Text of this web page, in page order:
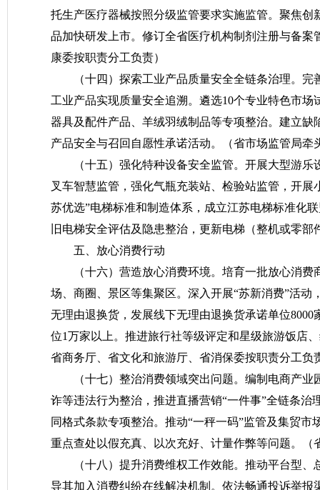
托生产医疗器械按照分级监管要求实施监管。聚焦
品加快研发上市。修订全省医疗机构制剂注册与备案
康委按职责分工负责）
（十四）探索工业产品质量安全全链条治理。 完
工业产品实现质量安全追溯。遴选10个专业特色市
器具及配件产品、羊绒羽绒制品等专项整治。建立
产品安全与召回自愿性承诺活动。
（省市场监管局牵
（十五）强化特种设备安全监管。 开展大型游乐
叉车智慧监管，强化气瓶充装站、检验站监管，开
苏优选”电梯标准和制造体系，成立江苏电梯标准化
旧电梯安全评估及隐患整治，更新电梯（整机或零部
五、放心消费行动
（十六）营造放心消费环境。 培育一批放心消费
场、商圈、景区等集聚区。深入开展“苏新消费”活
无理由退换货，发展线下无理由退换货承诺单位
位1万家以上。推进旅行社等级评定和星级旅游饭店
省商务厅、省文化和旅游厅、省消保委按职责分工负
（十七）整治消费领域突出问题。 编制电商产业
诈等违法行为整治，推进直播营销“一件事”全链条
同格式条款专项整治。推动“一秤一码”监管及集贸市
重点查处以假充真、以次充好、计量作弊等问题。
（十八）提升消费维权工作效能。 推动平台型、
导其加入消费纠纷在线解决机制。依法畅通投诉举